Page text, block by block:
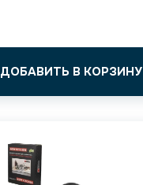
ДОБАВИТЬ В КОРЗИНУ